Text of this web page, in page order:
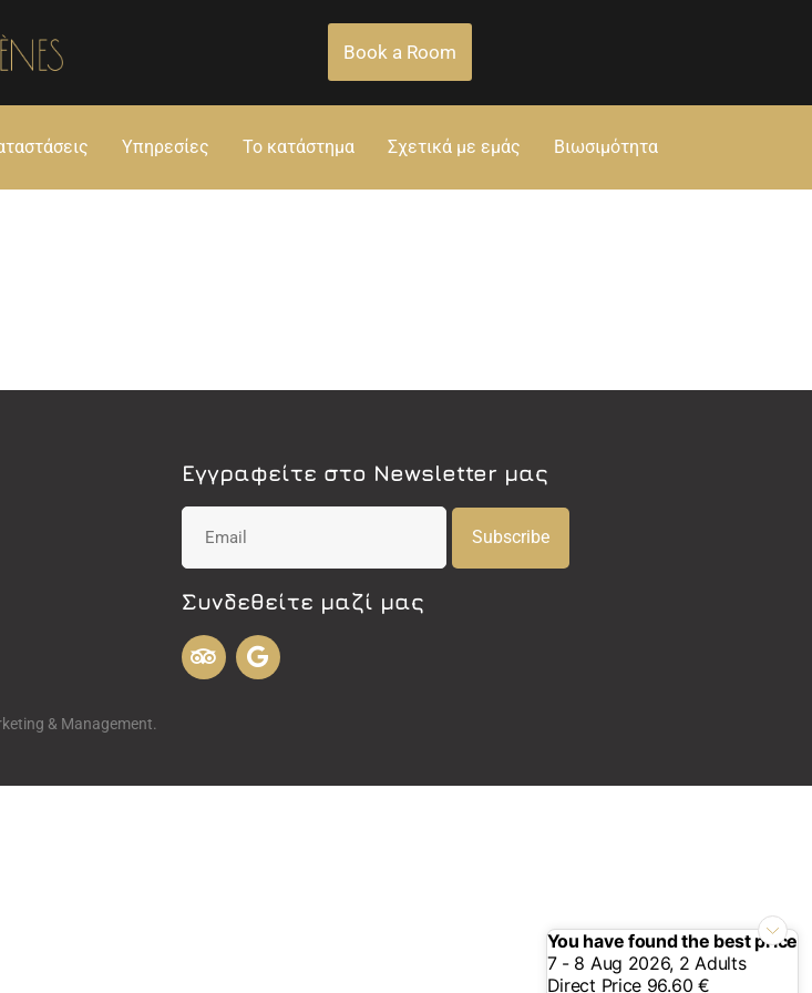
Book a Room
Υπηρεσίες Το κατάστημα Σχετικά με εμάς Βιωσιμότητα
Εγγραφείτε στο Newsletter μας
Subscribe
Συνδεθείτε μαζί μας
& Management.